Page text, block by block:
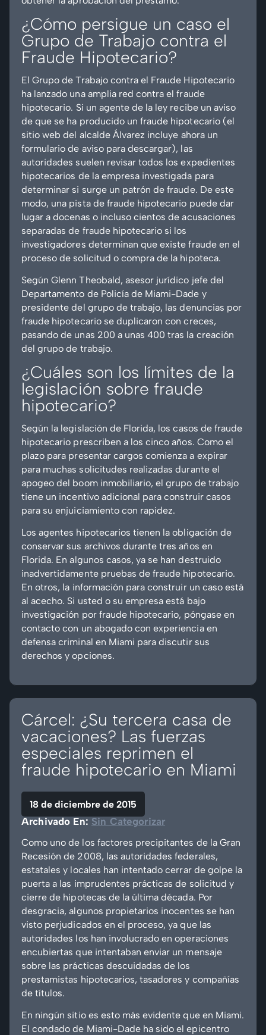
¿Cómo persigue un caso el
Grupo de Trabajo contra el
Fraude Hipotecario?
El Grupo de Trabajo contra el Fraude Hipotecario
ha lanzado una amplia red contra el fraude
hipotecario. Si un agente de la ley recibe un aviso
de que se ha producido un fraude hipotecario (el
sitio web del alcalde Álvarez incluye ahora un
formulario de aviso para descargar), las
autoridades suelen revisar todos los expedientes
hipotecarios de la empresa investigada para
determinar si surge un patrón de fraude. De este
modo, una pista de fraude hipotecario puede dar
lugar a docenas o incluso cientos de acusaciones
separadas de fraude hipotecario si los
investigadores determinan que existe fraude en el
proceso de solicitud o compra de la hipoteca.
Según Glenn Theobald, asesor jurídico jefe del
Departamento de Policía de Miami-Dade y
presidente del grupo de trabajo, las denuncias por
fraude hipotecario se duplicaron con creces,
pasando de unas 200 a unas 400 tras la creación
del grupo de trabajo.
¿Cuáles son los límites de la
legislación sobre fraude
hipotecario?
Según la legislación de Florida, los casos de fraude
hipotecario prescriben a los cinco años. Como el
plazo para presentar cargos comienza a expirar
para muchas solicitudes realizadas durante el
apogeo del boom inmobiliario, el grupo de trabajo
tiene un incentivo adicional para construir casos
para su enjuiciamiento con rapidez.
Los agentes hipotecarios tienen la obligación de
conservar sus archivos durante tres años en
Florida. En algunos casos, ya se han destruido
inadvertidamente pruebas de fraude hipotecario.
En otros, la información para construir un caso está
al acecho. Si usted o su empresa está bajo
investigación por fraude hipotecario, póngase en
contacto con un abogado con experiencia en
defensa criminal en Miami para discutir sus
derechos y opciones.
Cárcel: ¿Su tercera casa de
vacaciones? Las fuerzas
especiales reprimen el
fraude hipotecario en Miami
18 de diciembre de 2015
Archivado En: Sin Categorizar
Como uno de los factores precipitantes de la Gran
Recesión de 2008, las autoridades federales,
estatales y locales han intentado cerrar de golpe la
puerta a las imprudentes prácticas de solicitud y
cierre de hipotecas de la última década. Por
desgracia, algunos propietarios inocentes se han
visto perjudicados en el proceso, ya que las
autoridades los han involucrado en operaciones
encubiertas que intentaban enviar un mensaje
sobre las prácticas descuidadas de los
prestamistas hipotecarios, tasadores y compañías
de títulos.
En ningún sitio es esto más evidente que en Miami.
El condado de Miami-Dade ha sido el epicentro